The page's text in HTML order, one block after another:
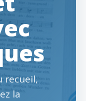
recueil,
la